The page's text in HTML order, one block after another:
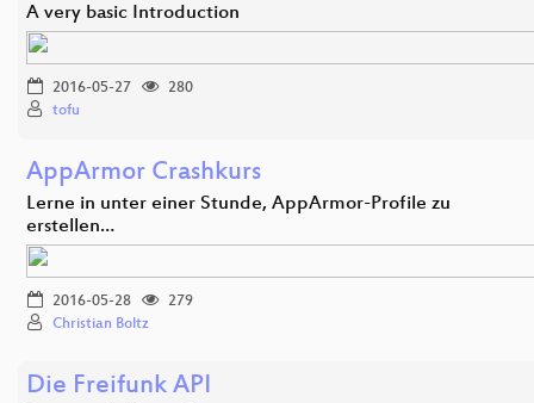
A very basic Introduction
2016-05-27
280
tofu
AppArmor Crashkurs
Lerne in unter einer Stunde, AppArmor-Profile zu
erstellen…
2016-05-28
279
Christian Boltz
Die Freifunk API